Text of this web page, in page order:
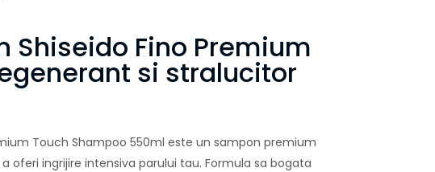
Shiseido Fino Premium
si stralucitor
Touch Shampoo 550ml este un sampon premium
oferi ingrijire intensiva parului tau. Formula sa bogata